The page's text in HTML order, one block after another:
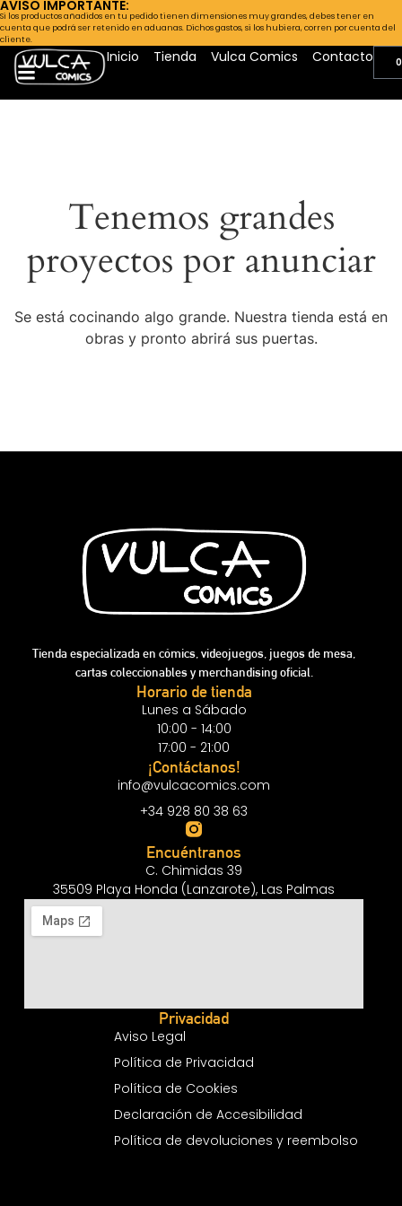
AVISO IMPORTANTE:
Si los productos añadidos en tu pedido tienen dimensiones muy grandes, debes tener en
cuenta que podrá ser retenido en aduanas. Dichos gastos, si los hubiera, corren por cuenta del
cliente.
Inicio Tienda Vulca Comics Contacto
Tenemos grandes
proyectos por anunciar
Se está cocinando algo grande. Nuestra tienda está en
obras y pronto abrirá sus puertas.
Tienda especializada en cómics, videojuegos, juegos de mesa,
cartas coleccionables y merchandising oficial.
Horario de tienda
Lunes a Sábado
10:00 - 14:00
17:00 - 21:00
¡Contáctanos!
info@vulcacomics.com
+34 928 80 38 63
Encuéntranos
C. Chimidas 39
35509 Playa Honda (Lanzarote), Las Palmas
Privacidad
Aviso Legal
Política de Privacidad
Política de Cookies
Declaración de Accesibilidad
Política de devoluciones y reembolso